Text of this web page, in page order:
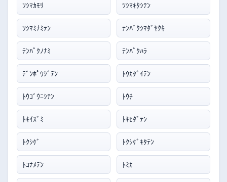
ﾂｼﾏｶﾓﾘ ﾂｼﾏｷﾀｼﾃﾝ
ﾂｼﾏﾐﾅﾐﾃﾝ ﾃﾝﾊﾟｸｼﾏﾀﾞﾔｸｷ
ﾃﾝﾊﾟｸﾉﾅﾐ ﾃﾝﾊﾟｸﾊﾗ
ﾃﾞﾝﾎﾟｳｼﾞﾃﾝ ﾄｳｶﾀﾞｲﾃﾝ
ﾄｳｺﾞｳﾆｼﾃﾝ ﾄｳﾁ
ﾄｷｲｽﾞﾐ ﾄｷﾋﾀﾞﾃﾝ
ﾄｸｼｹﾞ ﾄｸｼｹﾞｷﾀﾃﾝ
ﾄｺﾅﾒﾃﾝ ﾄﾐｶ